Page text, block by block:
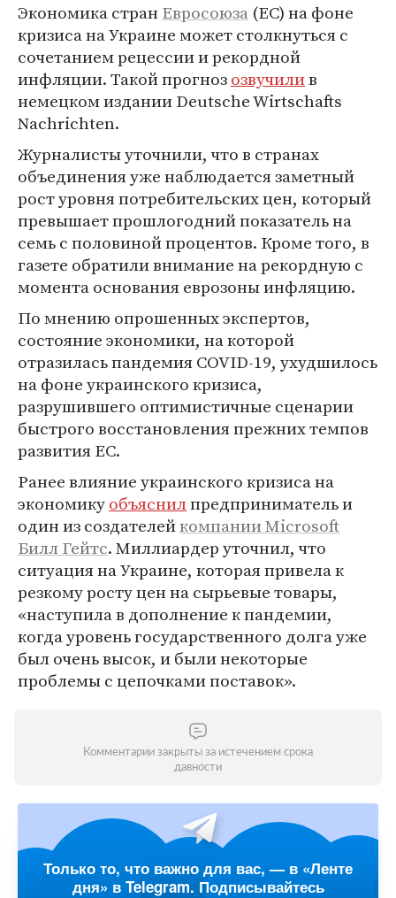
Экономика странЕвросоюза (ЕС) на фоне
кризиса на Украине может столкнуться с
сочетанием рецессии и рекордной
инфляции. Такой прогнозозвучилив
немецком издании Deutsche Wirtschafts
Nachrichten.
Журналисты уточнили, что в странах
объединения уже наблюдается заметный
рост уровня потребительских цен, который
превышает прошлогодний показатель на
семь с половиной процентов. Кроме того, в
газете обратили внимание на рекордную с
момента основания еврозоны инфляцию.
По мнению опрошенных экспертов,
состояние экономики, на которой
отразилась пандемия COVID-19, ухудшилось
на фоне украинского кризиса,
разрушившего оптимистичные сценарии
быстрого восстановления прежних темпов
развития ЕС.
Ранее влияние украинского кризиса на
экономикуобъяснилпредприниматель и
один из создателейкомпании Microsoft
Билл Гейтс. Миллиардер уточнил, что
ситуация на Украине, которая привела к
резкому росту цен на сырьевые товары,
«наступила в дополнение к пандемии,
когда уровень государственного долга уже
был очень высок, и были некоторые
проблемы с цепочками поставок».
Комментарии закрыты за истечением срока
давности
Только то, что важно для вас, — в «Ленте
дня» в Telegram. Подписывайтесь